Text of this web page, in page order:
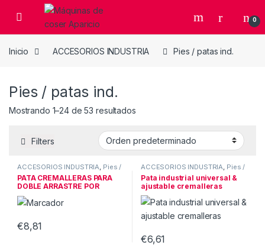
Skip to navigation
Skip to content
Open 0
Inicio ACCESORIOS INDUSTRIA Pies / patas ind.
Pies / patas ind.
Mostrando 1–24 de 53 resultados
Filters
ACCESORIOS INDUSTRIA, Pies /
patas ind.
PATA CREMALLERAS PARA
DOBLE ARRASTRE POR
AGUJA IZQ
€8,81
ACCESORIOS INDUSTRIA, Pies /
patas ind.
Pata industrial universal &
ajustable cremalleras
€6,61